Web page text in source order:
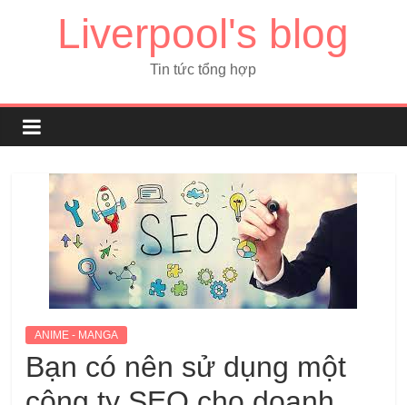
Liverpool's blog
Tin tức tổng hợp
ANIME - MANGA
Bạn có nên sử dụng một